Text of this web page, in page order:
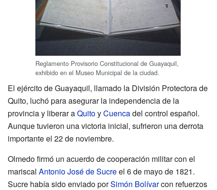
Reglamento Provisorio Constitucional de Guayaquil,
exhibido en el Museo Municipal de la ciudad.
El ejército de Guayaquil, llamado la División Protectora de
Quito, luchó para asegurar la independencia de la
provincia y liberar aQuitoyCuencadel control español.
Aunque tuvieron una victoria inicial, sufrieron una derrota
importante el 22 de noviembre.
Olmedo firmó un acuerdo de cooperación militar con el
mariscal Antonio José de Sucreel 6 de mayo de 1821.
Sucre había sido enviado porSimón Bolívarcon refuerzos